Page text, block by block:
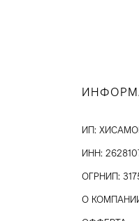
ИП:
ИНН:
ОГРНИП:
О